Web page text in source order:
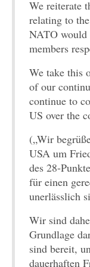
We reiterate
relating to
NATO would
members
We take this
of our
continue to
US over the
(„Wir
USA um
des 28-
für einen
unerlässlich
Wir sind
Grundlage
sind bereit,
dauerhaften